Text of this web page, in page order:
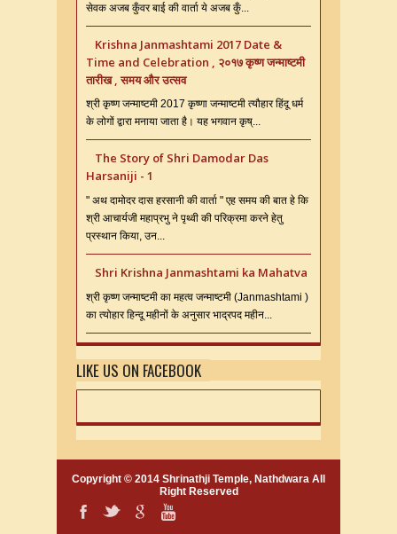
सेवक अजब कुँवर बाई की वार्ता ये अजब कुँ...
Krishna Janmashtami 2017 Date &
Time and Celebration , २०१७ कृष्ण जन्माष्टमी
तारीख , समय और उत्सव
श्री कृष्ण जन्माष्टमी 2017 कृष्णा जन्माष्टमी त्यौहार हिंदू धर्म
के लोगों द्वारा मनाया जाता है। यह भगवान कृष्...
The Story of Shri Damodar Das
Harsaniji - 1
" अथ दामोदर दास हरसानी की वार्ता " एह समय की बात हे कि
श्री आचार्यजी महाप्रभु ने पृथ्वी की परिक्रमा करने हेतु
प्रस्थान किया, उन...
Shri Krishna Janmashtami ka Mahatva
श्री कृष्ण जन्माष्टमी का महत्व जन्माष्टमी (Janmashtami )
का त्योहार हिन्दू महीनों के अनुसार भाद्रपद महीन...
LIKE US ON FACEBOOK
Copyright © 2014 Shrinathji Temple, Nathdwara All
Right Reserved